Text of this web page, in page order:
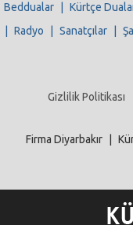
Beddualar
Kürtçe
Radyo Sanatçılar
Gizlilik Politikası
Firma Diyarbakır